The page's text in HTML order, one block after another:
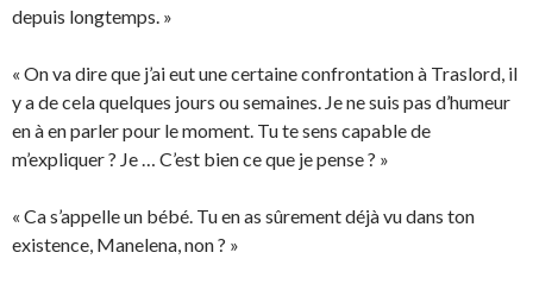
depuis longtemps. »
« On va dire que j’ai eut une certaine confrontation à Traslord, il
y a de cela quelques jours ou semaines. Je ne suis pas d’humeur
en à en parler pour le moment. Tu te sens capable de
m’expliquer ? Je … C’est bien ce que je pense ? »
« Ca s’appelle un bébé. Tu en as sûrement déjà vu dans ton
existence, Manelena, non ? »